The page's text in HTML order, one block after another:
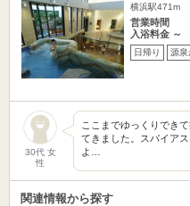
横浜駅471m
営業時間
入浴料金 ～
日帰り 源泉
30代 女
性
ここまでゆっくりでき
てきました。スパイア
よ…
関連情報から探す